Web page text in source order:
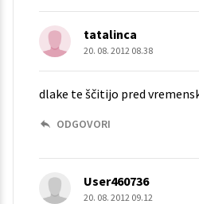
tatalinca
20. 08. 2012 08.38
dlake te ščitijo pred
ODGOVORI
User460736
20. 08. 2012 09.12